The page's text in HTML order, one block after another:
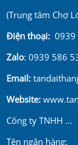
(Trung tâm Chợ
Điện thoại:
Zalo: 0939 586
Email:
Website:
Công ty TNHH ...
Tên ngân hàng: